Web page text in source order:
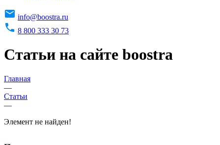
info@boostra.ru
8 800 333 30 73
Статьи на сайте boostra
Главная
—
Статьи
—
Элемент не найден!